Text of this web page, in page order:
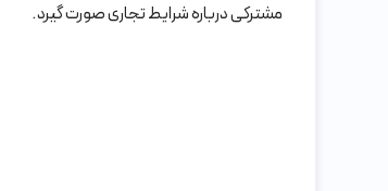
مشترکی درباره شرایط تجاری صورت گیرد.